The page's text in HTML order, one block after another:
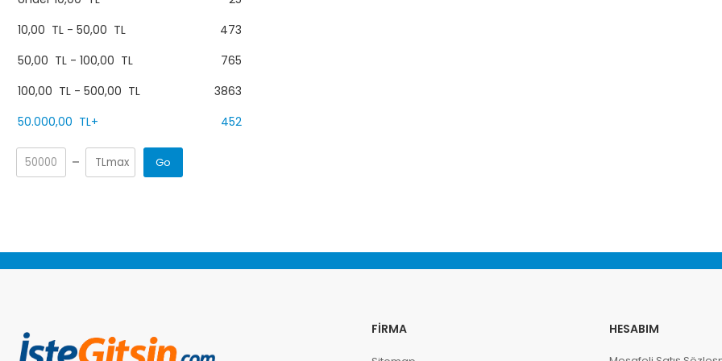
10,00 TL - 50,00 TL
473
50,00 TL - 100,00 TL
765
100,00 TL - 500,00 TL
3863
50.000,00 TL+ 452
Go
FIRMA HESABIM